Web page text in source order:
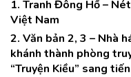
1. Tranh Đông Hồ –
Việt Nam
2. Văn bản 2, 3 – Nhà
khánh thành phòng
“Truyện Kiều” sang